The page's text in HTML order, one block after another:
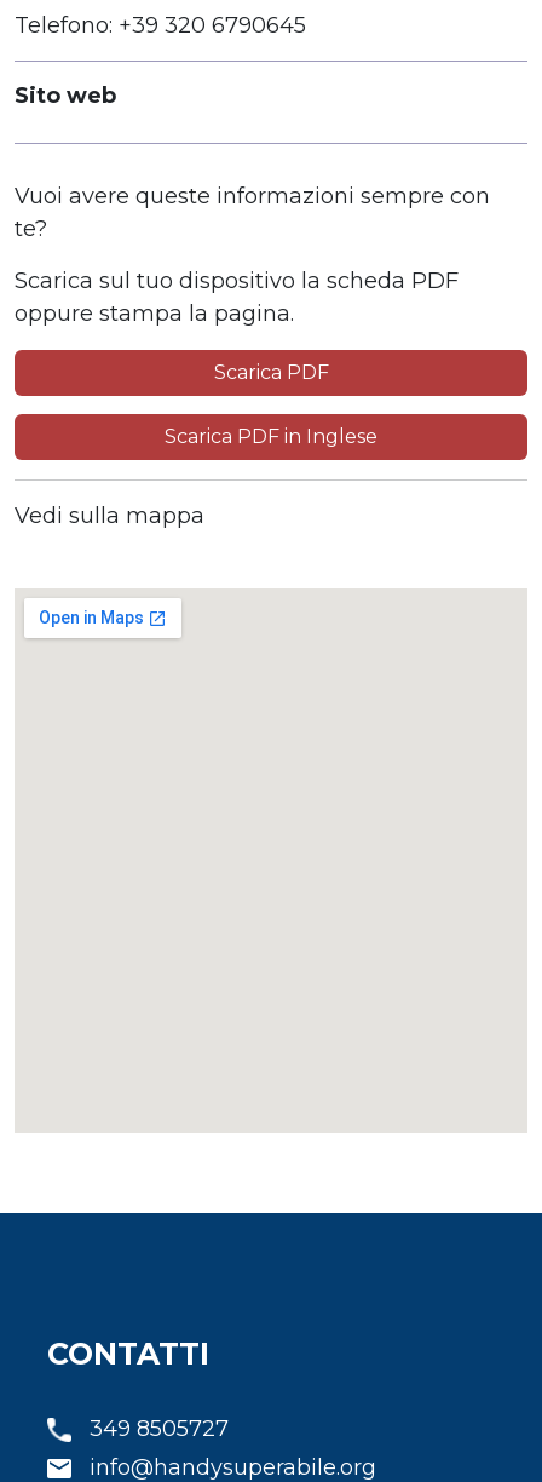
Telefono: +39 320 6790645
Sito web
Vuoi avere queste informazioni sempre con
te?
Scarica sul tuo dispositivo la scheda PDF
oppure stampa la pagina.
Scarica PDF
Scarica PDF in Inglese
Vedi sulla mappa
CONTATTI
349 8505727
info@handysuperabile.org